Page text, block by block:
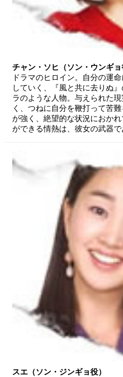
チャン・ソヒ（ソン・ウンギョ
ドラマのヒロイン。自分の運
していく、『風と共に去りぬ
ラのような人物。与えられた
く、つねに自分を鞭打って苦
が強く、絶望的な状況におか
ができる情熱は、彼女の武器で
スエ（ソン・ジンギョ役）